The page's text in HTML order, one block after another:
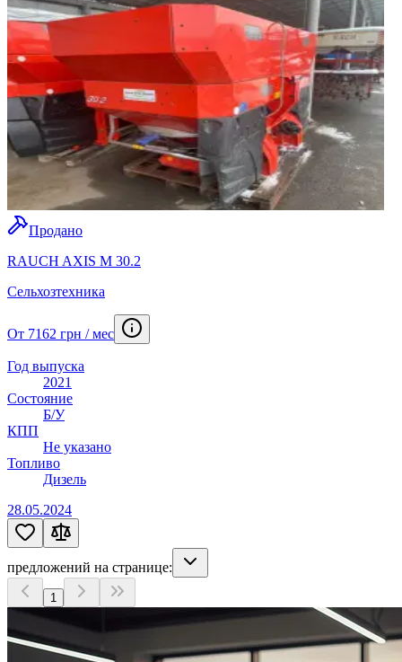
Продано
RAUCH AXIS M 30.2
Сельхозтехника
От 7162 грн / мес
Год выпуска
2021
Состояние
Б/У
КПП
Не указано
Топливо
Дизель
28.05.2024
предложений на странице:
1